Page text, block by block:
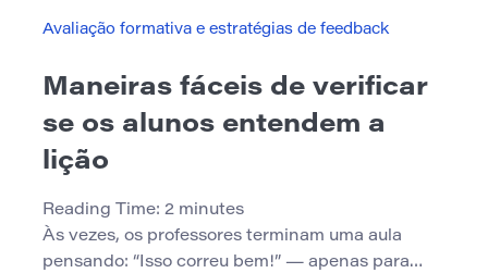
organizacionais e predizem itens de teste. Os
Avaliação formativa e estratégias de feedback
Maneiras fáceis de verificar
se os alunos entendem a
lição
Reading Time: 2 minutes
Às vezes, os professores terminam uma aula
pensando: “Isso correu bem!” — apenas para